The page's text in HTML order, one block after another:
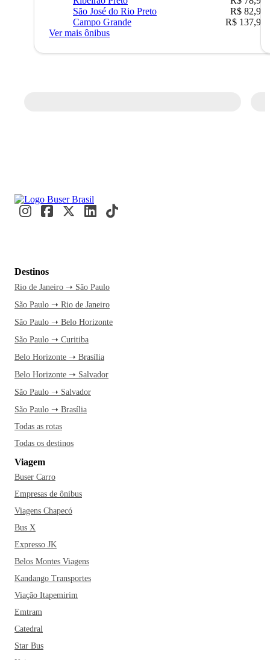
São José do Rio Preto
R$ 82,90
Campo Grande
R$ 137,90
Ver mais ônibus
Destinos
Rio de Janeiro ➝ São Paulo
São Paulo ➝ Rio de Janeiro
São Paulo ➝ Belo Horizonte
São Paulo ➝ Curitiba
Belo Horizonte ➝ Brasília
Belo Horizonte ➝ Salvador
São Paulo ➝ Salvador
São Paulo ➝ Brasília
Todas as rotas
Todas os destinos
Viagem
Buser Carro
Empresas de ônibus
Viagens Chapecó
Bus X
Expresso JK
Belos Montes Viagens
Kandango Transportes
Viação Itapemirim
Emtram
Catedral
Star Bus